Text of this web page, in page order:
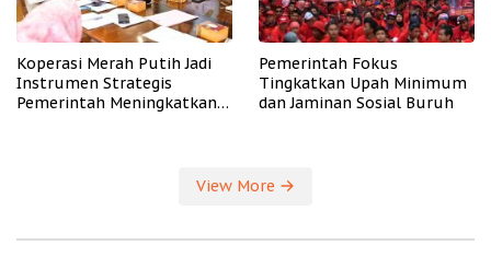
Koperasi Merah Putih Jadi
Instrumen Strategis
Pemerintah Meningkatkan
Pemerintah Fokus
Tingkatkan Upah Minimum
dan Jaminan Sosial Buruh
View More